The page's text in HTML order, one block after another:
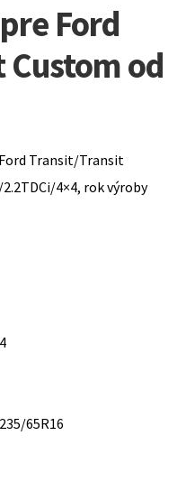
Ford
od
Transit/Transit
4×4, rok výroby
65R16